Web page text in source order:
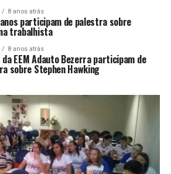
8 anos atrás
participam de palestra sobre
trabalhista
8 anos atrás
da EEM Adauto Bezerra participam de
sobre Stephen Hawking